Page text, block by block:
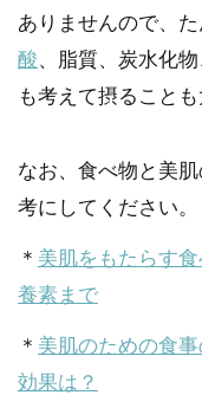
ありませんので、
酸、脂質、炭水化
も考えて摂ることも
なお、食べ物と美
考にしてください。
＊ 美肌をもたらす
養素まで
＊ 美肌のための食
効果は？